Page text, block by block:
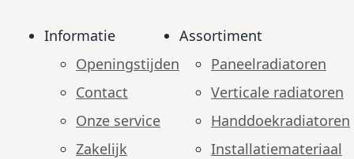
Informatie
Openingstijden
Contact
Onze service
Zakelijk
Assortiment
Paneelradiatoren
Verticale radiatoren
Handdoekradiatoren
Installatiemateriaal